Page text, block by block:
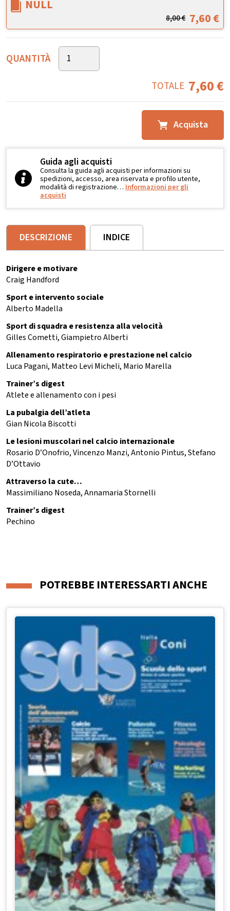
NULL
8,00€ 7,60€
QUANTITÀ
TOTALE 7,60€
Acquista
Guida agli acquisti
Consulta la guida agli acquisti per informazioni su
spedizioni, accesso, area riservata e profilo utente,
modalità di registrazione… Informazioni per gli
acquisti
DESCRIZIONE INDICE
Dirigere e motivare
Craig Handford
Sport e intervento sociale
Alberto Madella
Sport di squadra e resistenza alla velocità
Gilles Cometti, Giampietro Alberti
Allenamento respiratorio e prestazione nel calcio
Luca Pagani, Matteo Levi Micheli, Mario Marella
Trainer’s digest
Atlete e allenamento con i pesi
La pubalgia dell’atleta
Gian Nicola Biscotti
Le lesioni muscolari nel calcio internazionale
Rosario D’Onofrio, Vincenzo Manzi, Antonio Pintus, Stefano
D’Ottavio
Attraverso la cute…
Massimiliano Noseda, Annamaria Stornelli
Trainer’s digest
Pechino
POTREBBE INTERESSARTI ANCHE